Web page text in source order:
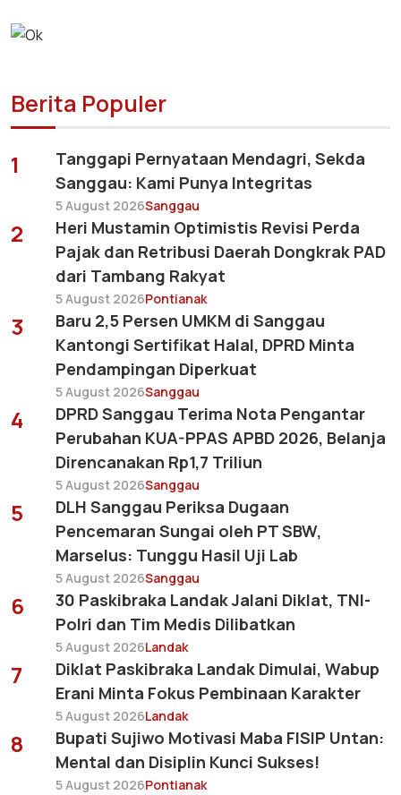
Berita Populer
1
Tanggapi Pernyataan Mendagri, Sekda
Sanggau: Kami Punya Integritas
5 August 2026Sanggau
2
Heri Mustamin Optimistis Revisi Perda
Pajak dan Retribusi Daerah Dongkrak PAD
dari Tambang Rakyat
5 August 2026Pontianak
3
Baru 2,5 Persen UMKM di Sanggau
Kantongi Sertifikat Halal, DPRD Minta
Pendampingan Diperkuat
5 August 2026Sanggau
4
DPRD Sanggau Terima Nota Pengantar
Perubahan KUA-PPAS APBD 2026, Belanja
Direncanakan Rp1,7 Triliun
5 August 2026Sanggau
5
DLH Sanggau Periksa Dugaan
Pencemaran Sungai oleh PT SBW,
Marselus: Tunggu Hasil Uji Lab
5 August 2026Sanggau
6
30 Paskibraka Landak Jalani Diklat, TNI-
Polri dan Tim Medis Dilibatkan
5 August 2026Landak
7
Diklat Paskibraka Landak Dimulai, Wabup
Erani Minta Fokus Pembinaan Karakter
5 August 2026Landak
8
Bupati Sujiwo Motivasi Maba FISIP Untan:
Mental dan Disiplin Kunci Sukses!
5 August 2026Pontianak